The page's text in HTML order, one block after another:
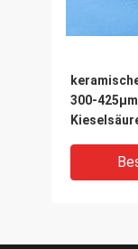
300-